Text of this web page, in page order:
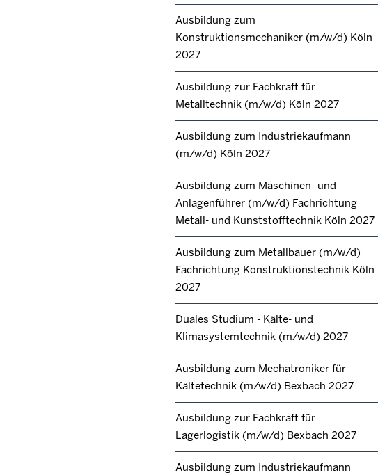
Ausbildung zum
Konstruktionsmechaniker (m/w/d) Köln
2027
Ausbildung zur Fachkraft für
Metalltechnik (m/w/d) Köln 2027
Ausbildung zum Industriekaufmann
(m/w/d) Köln 2027
Ausbildung zum Maschinen- und
Anlagenführer (m/w/d) Fachrichtung
Metall- und Kunststofftechnik Köln 2027
Ausbildung zum Metallbauer (m/w/d)
Fachrichtung Konstruktionstechnik Köln
2027
Duales Studium - Kälte- und
Klimasystemtechnik (m/w/d) 2027
Ausbildung zum Mechatroniker für
Kältetechnik (m/w/d) Bexbach 2027
Ausbildung zur Fachkraft für
Lagerlogistik (m/w/d) Bexbach 2027
Ausbildung zum Industriekaufmann